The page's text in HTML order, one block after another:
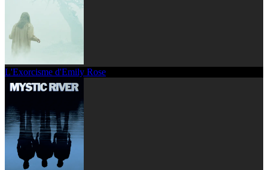
L'Exorcisme d'Emily Rose